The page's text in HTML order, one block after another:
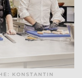
KONSTANTIN